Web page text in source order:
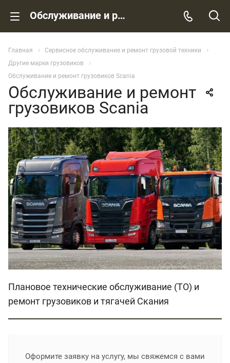
Обслуживание и ремонт грузовиков Scania
Главная
Сервисное обслуживание и ремонт грузовой техники
Другие марки грузовиков
Обслуживание и ремонт грузовиков Scania
Обслуживание и ремонт
грузовиков Scania
Плановое технические обслуживание (ТО) и
ремонт грузовиков и тягачей Скания
Оформите заявку на услугу, мы свяжемся с вами